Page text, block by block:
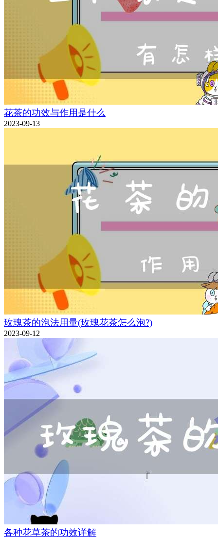
花茶的功效与作用是什么
2023-09-13
玫瑰茶的泡法用量(玫瑰花茶怎么泡?)
2023-09-12
各种花草茶的功效详解